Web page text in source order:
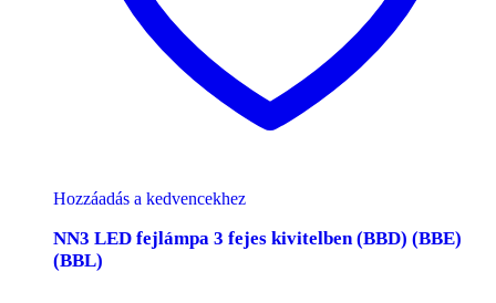
Hozzáadás a kedvencekhez
NN3 LED fejlámpa 3 fejes kivitelben (BBD) (BBE)
(BBL)